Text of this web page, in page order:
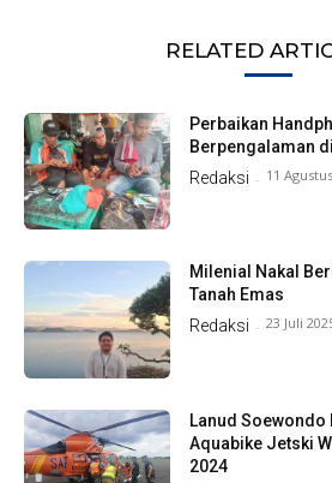
RELATED
Perbaikan
Berpengalaman
Redaksi - 11
Milenial Nakal
Tanah Emas
Redaksi - 23 Juli
Lanud Soewondo
Aquabike Jetski
2024